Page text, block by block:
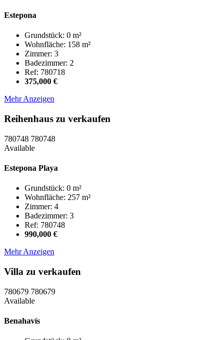
Estepona
Grundstück: 0 m²
Wohnfläche: 158 m²
Zimmer: 3
Badezimmer: 2
Ref: 780718
375,000 €
Mehr Anzeigen
Reihenhaus zu verkaufen
780748 780748
Available
Estepona Playa
Grundstück: 0 m²
Wohnfläche: 257 m²
Zimmer: 4
Badezimmer: 3
Ref: 780748
990,000 €
Mehr Anzeigen
Villa zu verkaufen
780679 780679
Available
Benahavís